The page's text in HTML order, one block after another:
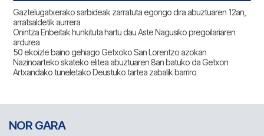
Gaztelugatxerako sarbideak zarratuta egongo dira abuztuaren 12an,
arratsaldetik aurrera
Onintza Enbeitak hunkituta hartu dau Aste Nagusiko pregoilariaren
ardurea
50 ekoizle baino gehiago Getxoko San Lorentzo azokan
Nazinoarteko skateko elitea abuztuaren 8an batuko da Getxon
Artxandako tuneletako Deustuko tartea zabalik barriro
NOR GARA